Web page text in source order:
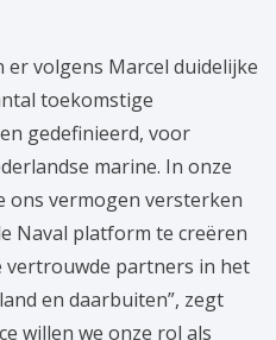
volgens Marcel duidelijke
toekomstige
gedefinieerd, voor
marine. In onze
ons vermogen versterken
Naval platform te creëren
vertrouwde partners in het
en daarbuiten”, zegt
willen we onze rol als